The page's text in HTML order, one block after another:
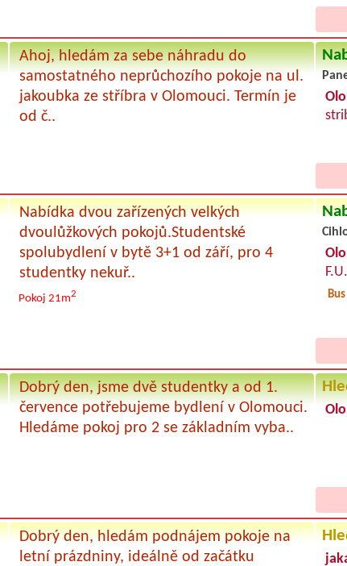
Ahoj, hledám za sebe náhradu do
samostatného neprůchozího pokoje na ul.
jakoubka ze stříbra v Olomouci. Termín je
od č..
Nabídka dvou zařízených velkých
dvoulůžkových pokojů.Studentské
spolubydlení v bytě 3+1 od září, pro 4
studentky nekuř..
Pokoj 21m2
F.U.
Dobrý den, jsme dvě studentky a od 1.
července potřebujeme bydlení v Olomouci.
Hledáme pokoj pro 2 se základním vyba..
Dobrý den, hledám podnájem pokoje na
letní prázdniny, ideálně od začátku